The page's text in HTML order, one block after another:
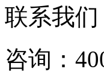
联系我们
咨询：